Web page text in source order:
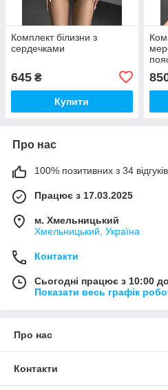
Комплект білизни з
сердечками
645 ₴
Купити
Про нас
100% позитивних з 34
Працює з 17.03.2025
м. Хмельницький
Хмельницький, Україна
Контакти
Сьогодні працює з 10:00
Показати весь графік
Про нас
Контакти